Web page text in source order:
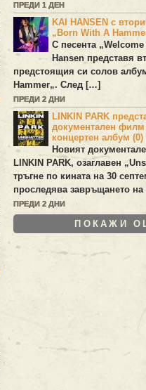
ПРЕДИ 1 ДЕН
KAI HANSEN с
„Born With A
С песента „
Hansen представя
предстоящия си солов
Hammer„. След […]
ПРЕДИ 2 ДНИ
LINKIN PARK
документален филм
концертен албум (0)
Новият
LINKIN PARK, озаглавен
тръгне по кината на 30
проследява завръщането на
ПРЕДИ 2 ДНИ
ПОКАЖИ